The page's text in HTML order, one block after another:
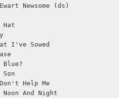
Newsome (ds)
Hat
I've Sowed
Son
Help Me
Noon And Night